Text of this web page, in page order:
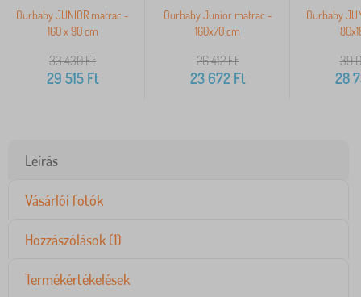
Ourbaby JUNIOR matrac -
160 x 90 cm
33 430Ft
29 515Ft
Ourbaby Junior matrac -
160x70 cm
26 412Ft
23 672Ft
Ourbaby
39
28
Leírás
Vásárlói fotók
Hozzászólások (1)
Termékértékelések